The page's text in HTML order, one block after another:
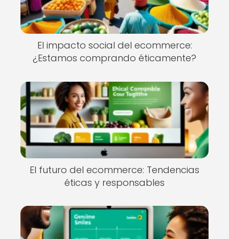
El impacto social del ecommerce:
¿Estamos comprando éticamente?
El futuro del ecommerce: Tendencias
éticas y responsables